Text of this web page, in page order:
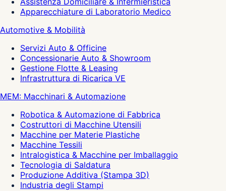
Apparecchiature di Laboratorio Medico
Automotive & Mobilità
Servizi Auto & Officine
Concessionarie Auto & Showroom
Gestione Flotte & Leasing
Infrastruttura di Ricarica VE
MEM: Macchinari & Automazione
Robotica & Automazione di Fabbrica
Costruttori di Macchine Utensili
Macchine per Materie Plastiche
Macchine Tessili
Intralogistica & Macchine per Imballaggio
Tecnologia di Saldatura
Produzione Additiva (Stampa 3D)
Industria degli Stampi